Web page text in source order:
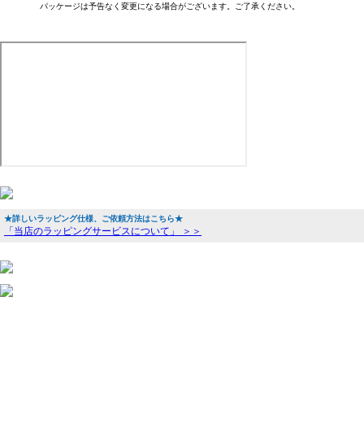
パッケージは予告なく変更になる場合がございます。ご了承ください。
★詳しいラッピング仕様、ご依頼方法はこちら★
「当店のラッピングサービスについて」 ＞＞